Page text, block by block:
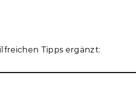
Tipps ergänzt: